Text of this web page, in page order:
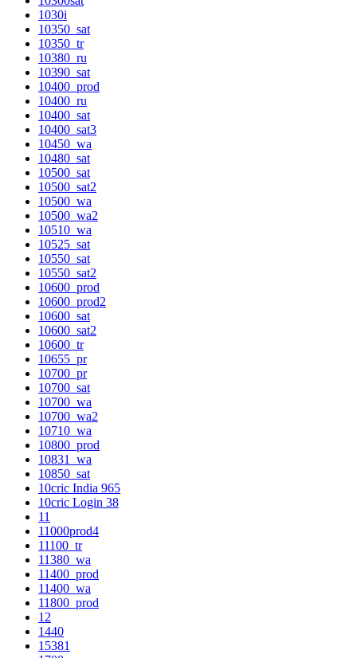
1030i
10350_sat
10350_tr
10380_ru
10390_sat
10400_prod
10400_ru
10400_sat
10400_sat3
10450_wa
10480_sat
10500_sat
10500_sat2
10500_wa
10500_wa2
10510_wa
10525_sat
10550_sat
10550_sat2
10600_prod
10600_prod2
10600_sat
10600_sat2
10600_tr
10655_pr
10700_pr
10700_sat
10700_wa
10700_wa2
10710_wa
10800_prod
10831_wa
10850_sat
10cric India 965
10cric Login 38
11
11000prod4
11100_tr
11380_wa
11400_prod
11400_wa
11800_prod
12
1440
15381